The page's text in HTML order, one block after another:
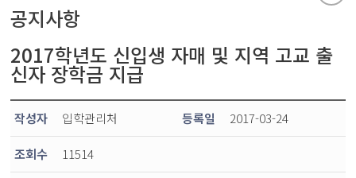
공지사항
2017학년도 신입생 자매 및 지역 고교 출
신자 장학금 지급
작성자 입학관리처 등록일 2017-03-24
조회수 11514